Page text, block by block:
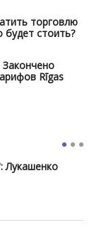
торговлю
стоить?
Rīgas
Лукашенко